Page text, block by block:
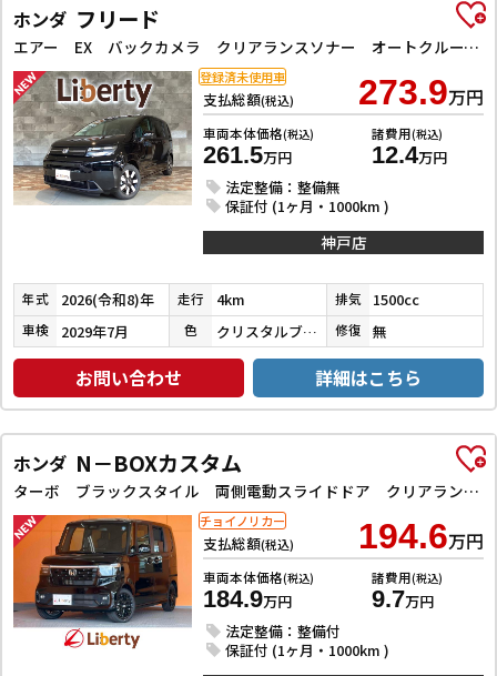
ホンダ フリード
エアー EX バックカメラ クリアランスソナー オートクルーズコントロール レーンアシスト 衝突被害軽減システム 両側電動スライドドア オートライト LEDヘッドランプ スマートキー 電動格納ミラー シートヒーター
支払総額(税込) 273.9万円
車両本体価格(税込)
261.5万円
諸費用(税込)
12.4万円
法定整備：整備無
保証付 (1ヶ月・1000km )
登録済未使用車
神戸店
年式 2026(令和8)年 走行 4km 排気 1500cc
車検 2029年7月 色 クリスタルブラックパール 修復 無
お問い合わせ 詳細はこちら
ホンダ N－BOXカスタム
ターボ ブラックスタイル 両側電動スライドドア クリアランスソナー オートクルーズコントロール レーンアシスト オートライト スマートキー アイドリングストップ 電動格納ミラー シートヒーター ベンチシート CVT ESC
支払総額(税込) 194.6万円
車両本体価格(税込)
184.9万円
諸費用(税込)
9.7万円
法定整備：整備付
保証付 (1ヶ月・1000km )
チョイノリカー